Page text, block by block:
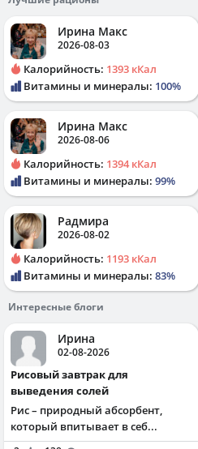
Ирина Макс
2026-08-03
Калорийность: 1393 кКал
Витамины и минералы: 100%
Ирина Макс
2026-08-06
Калорийность: 1394 кКал
Витамины и минералы: 99%
Радмира
2026-08-02
Калорийность: 1193 кКал
Витамины и минералы: 83%
Интересные блоги
Ирина
02-08-2026
Рисовый завтрак для
выведения солей
Рис – природный абсорбент,
который впитывает в себ...